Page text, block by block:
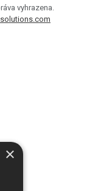
vyhrazena.
×